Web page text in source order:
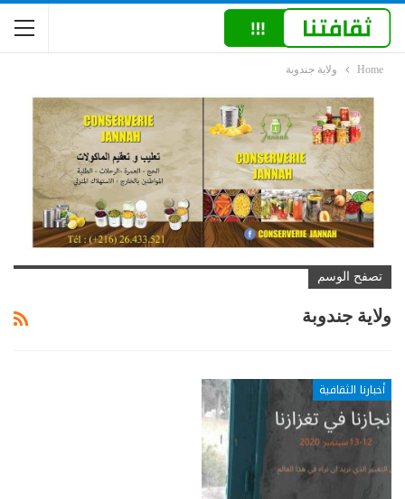
Home ولاية جندوبة
تصفح الوسم
ولاية جندوبة
أخبارنا الثقافية